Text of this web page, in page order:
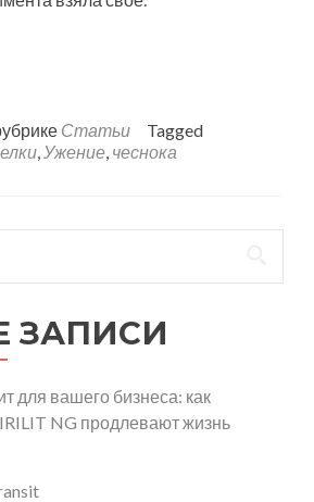
Статьи
Tagged
Ужение чеснока
ЗАПИСИ
для вашего бизнеса: как
NG продлевают жизнь